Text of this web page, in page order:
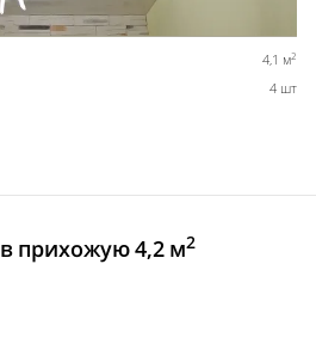
4,1 м2
4 шт
прихожую 4,2 м2